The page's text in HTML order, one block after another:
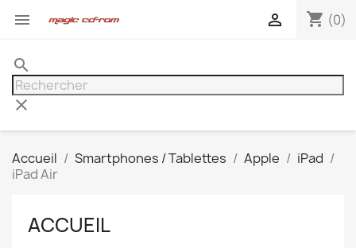
 shopping_cart (0)

search
clear
Accueil Smartphones / Tablettes Apple
iPad
iPad Air
ACCUEIL